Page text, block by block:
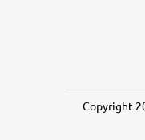
Copyright